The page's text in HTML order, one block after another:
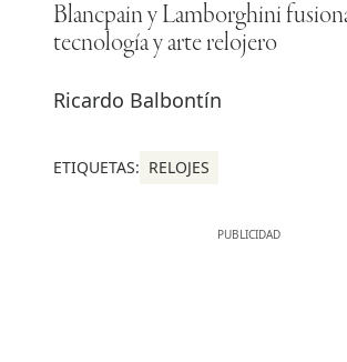
Blancpain y Lamborghini
tecnología y arte relojero
Ricardo Balbontín
ETIQUETAS: RELOJES